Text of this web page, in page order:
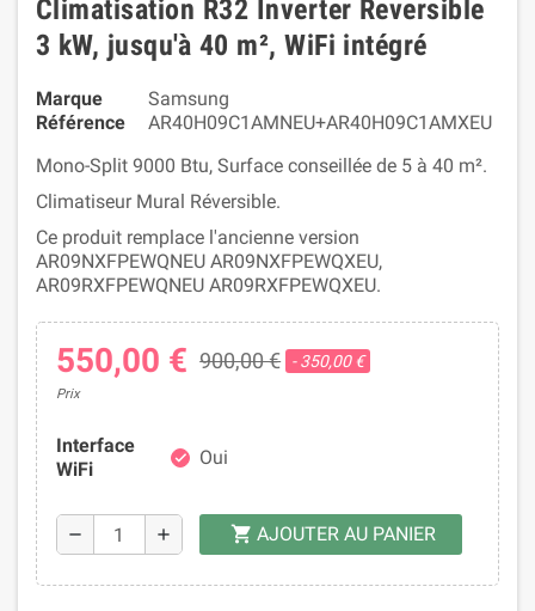
Climatisation R32 Inverter Reversible
3 kW, jusqu'à 40 m², WiFi intégré
Marque
Samsung
Référence
AR40H09C1AMNEU+AR40H09C1AMXEU
Mono-Split 9000 Btu, Surface conseillée de 5 à 40 m².
Climatiseur Mural Réversible.
Ce produit remplace l'ancienne version
AR09NXFPEWQNEU AR09NXFPEWQXEU,
AR09RXFPEWQNEU AR09RXFPEWQXEU.
550,00 € 900,00 € - 350,00 €
Prix
Interface
WiFi
check Oui
remove add shopping_cart AJOUTER AU PANIER